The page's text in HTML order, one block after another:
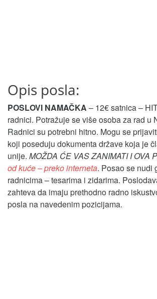
Opis posla:
POSLOVI NAMAČKA – 12€ satnica –
radnici. Potražuje se više osoba za rad u
Radnici su potrebni hitno. Mogu se
koji poseduju dokumenta države koja je
unije. MOŽDA ĆE VAS ZANIMATI I OVA
od kuće – preko interneta. Posao se nudi
radnicima – tesarima i zidarima.
zahteva da imaju prethodno radno
posla na navedenim pozicijama.